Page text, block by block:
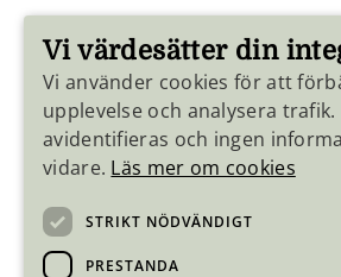
Vi värdesätter din
Vi använder cookies för att
upplevelse och analysera trafik.
avidentifieras och ingen
vidare. Läs mer om cookies
STRIKT NÖDVÄNDIGT
PRESTANDA